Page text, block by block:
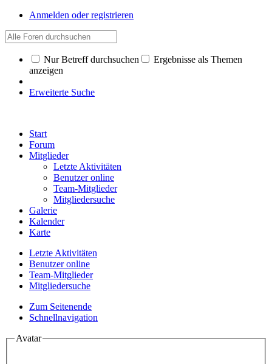
Anmelden oder registrieren
Nur Betreff durchsuchen
Ergebnisse als Themen
anzeigen
Erweiterte Suche
Start
Forum
Mitglieder
Letzte Aktivitäten
Benutzer online
Team-Mitglieder
Mitgliedersuche
Galerie
Kalender
Karte
Letzte Aktivitäten
Benutzer online
Team-Mitglieder
Mitgliedersuche
Zum Seitenende
Schnellnavigation
Avatar